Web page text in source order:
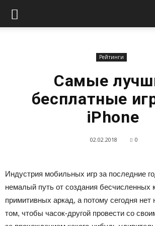
Рейтинги
Самые
бесплатные
iPhone
02.02.2018 0
Индустрия мобильных игр за последние
немалый путь от создания бесчисленных
примитивных аркад, а потому сегодня нет
том, чтобы часок-другой провести со